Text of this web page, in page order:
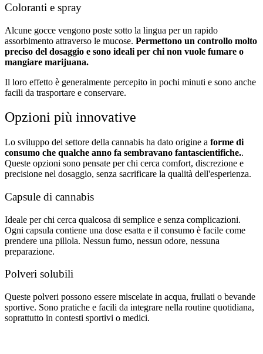
Coloranti e spray
Alcune gocce vengono poste sotto la lingua per un rapido
assorbimento attraverso le mucose. Permettono un controllo molto
preciso del dosaggio e sono ideali per chi non vuole fumare o
mangiare marijuana.
Il loro effetto è generalmente percepito in pochi minuti e sono anche
facili da trasportare e conservare.
Opzioni più innovative
Lo sviluppo del settore della cannabis ha dato origine a forme di
consumo che qualche anno fa sembravano fantascientifiche..
Queste opzioni sono pensate per chi cerca comfort, discrezione e
precisione nel dosaggio, senza sacrificare la qualità dell'esperienza.
Capsule di cannabis
Ideale per chi cerca qualcosa di semplice e senza complicazioni.
Ogni capsula contiene una dose esatta e il consumo è facile come
prendere una pillola. Nessun fumo, nessun odore, nessuna
preparazione.
Polveri solubili
Queste polveri possono essere miscelate in acqua, frullati o bevande
sportive. Sono pratiche e facili da integrare nella routine quotidiana,
soprattutto in contesti sportivi o medici.